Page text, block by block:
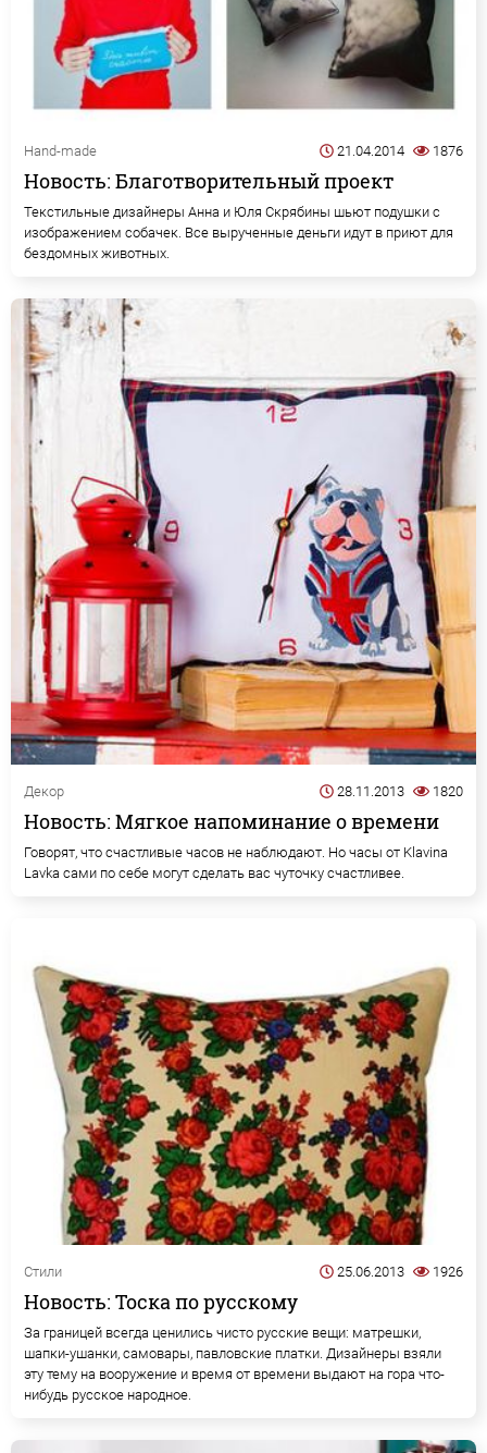
Hand-made 21.04.2014 1876
Новость: Благотворительный проект
Текстильные дизайнеры Анна и Юля Скрябины шьют подушки с
изображением собачек. Все вырученные деньги идут в приют для
бездомных животных.
Декор 28.11.2013 1820
Новость: Мягкое напоминание о времени
Говорят, что счастливые часов не наблюдают. Но часы от Klavina
Lavka сами по себе могут сделать вас чуточку счастливее.
Стили 25.06.2013 1926
Новость: Тоска по русскому
За границей всегда ценились чисто русские вещи: матрешки,
шапки-ушанки, самовары, павловские платки. Дизайнеры взяли
эту тему на вооружение и время от времени выдают на гора что-
нибудь русское народное.